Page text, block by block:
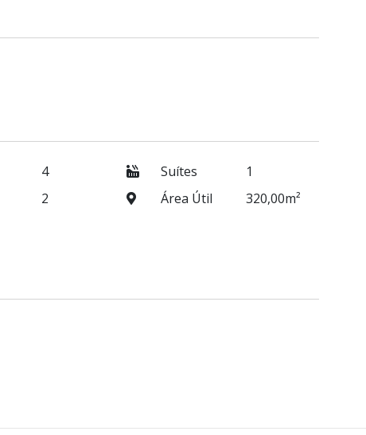
4 Suítes
1
2 Área Útil
320,00m²